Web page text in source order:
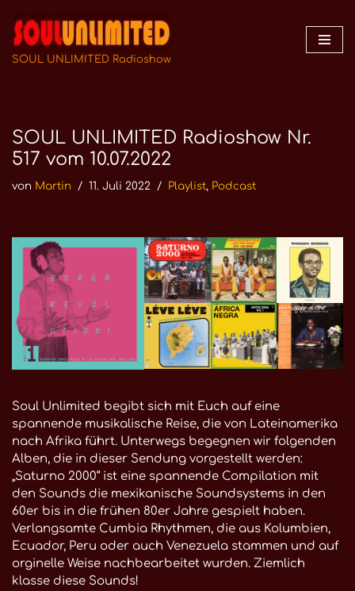
Zum
Inhalt
SOUL UNLIMITED Radioshow
SOUL UNLIMITED Radioshow Nr.
517 vom 10.07.2022
von Martin 11. Juli 2022 Playlist, Podcast
Soul Unlimited begibt sich mit Euch auf eine
spannende musikalische Reise, die von Lateinamerika
nach Afrika führt. Unterwegs begegnen wir folgenden
Alben, die in dieser Sendung vorgestellt werden:
„Saturno 2000“ ist eine spannende Compilation mit
den Sounds die mexikanische Soundsystems in den
60er bis in die frühen 80er Jahre gespielt haben.
Verlangsamte Cumbia Rhythmen, die aus Kolumbien,
Ecuador, Peru oder auch Venezuela stammen und auf
orginelle Weise nachbearbeitet wurden. Ziemlich
klasse diese Sounds!